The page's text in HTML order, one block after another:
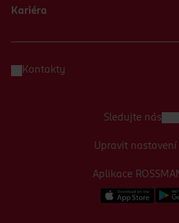
Kariéra
Kontakty
Aplikace
Sledujte nás
Upravit nastavení